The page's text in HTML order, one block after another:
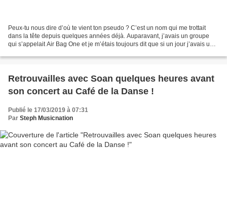
Peux-tu nous dire d’où te vient ton pseudo ? C’est un nom qui me trottait
dans la tête depuis quelques années déjà. Auparavant, j’avais un groupe
qui s’appelait Air Bag One et je m’étais toujours dit que si un jour j’avais un
Retrouvailles avec Soan quelques heures avant
son concert au Café de la Danse !
Publié le 17/03/2019 à 07:31
Par Steph Musicnation